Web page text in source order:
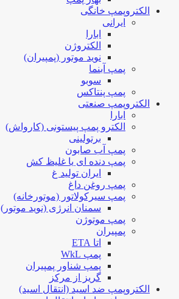
الکتروپمپ خانگی
ایرانی
ابارا
الکتروژن
نوید موتور (پمپیران)
پمپ آبنما
سوبو
پمپ پنتاکس
الکتروپمپ صنعتی
ابارا
الکترو پمپ پیستونی (کارواش)
برتولینی
پمپ آب صابون
پمپ دنده ای یا غلیظ کش
ایران تولید غ
پمپ روغن داغ
پمپ سیرکولاتور (موتورخانه)
سمنان انرژی (نوید موتور)
پمپ موتوژن
پمپیران
اتا ETA
پمپ WkL
پمپ شناور پمپیران
گریز از مرکز
الکتروپمپ ضد اسید (انتقال اسید)